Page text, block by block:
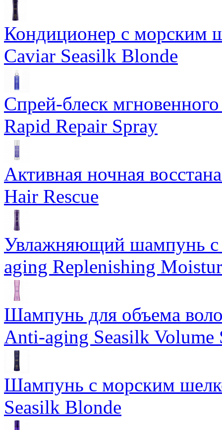
Кондиционер с морским
Caviar Seasilk Blonde
Спрей-блеск
Rapid Repair Spray
Активная ночная
Hair Rescue
Увлажняющий шампунь
aging Replenishing
Шампунь для объема
Anti-aging Seasilk Volume
Шампунь с морским
Seasilk Blonde